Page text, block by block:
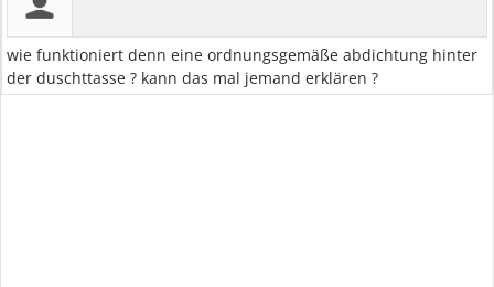
wie funktioniert denn eine ordnungsgemäße abdichtung hinter
der duschttasse ? kann das mal jemand erklären ?